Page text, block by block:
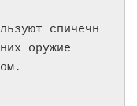
спичечн
оружие